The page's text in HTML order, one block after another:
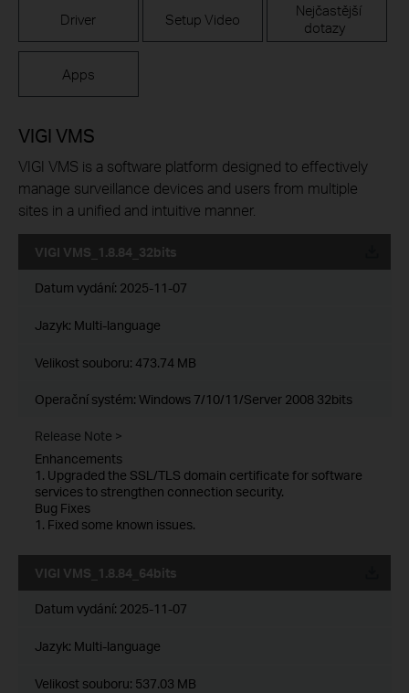
Driver Setup Video
Nejčastější
dotazy
Apps
VIGI VMS
VIGI VMS is a software platform designed to effectively
manage surveillance devices and users from multiple
sites in a unified and intuitive manner.
VIGI VMS_1.8.84_32bits
Datum vydání: 2025-11-07
Jazyk: Multi-language
Velikost souboru: 473.74 MB
Operační systém: Windows 7/10/11/Server 2008 32bits
Release Note >
Enhancements
1. Upgraded the SSL/TLS domain certificate for software
services to strengthen connection security.
Bug Fixes
1. Fixed some known issues.
VIGI VMS_1.8.84_64bits
Datum vydání: 2025-11-07
Jazyk: Multi-language
Velikost souboru: 537.03 MB